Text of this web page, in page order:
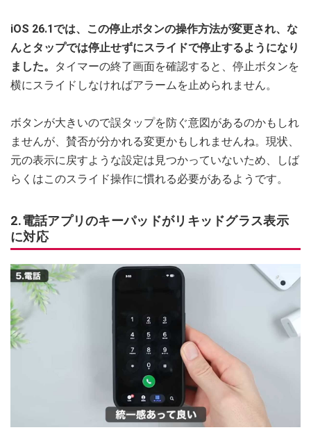
iOS 26.1では、この停止ボタンの操作方法が変更され、な
んとタップでは停止せずにスライドで停止するようになり
ました。
タイマーの終了画面を確認すると、停止ボタンを
横にスライドしなければアラームを止められません。
ボタンが大きいので誤タップを防ぐ意図があるのかもしれ
ませんが、賛否が分かれる変更かもしれませんね。現状、
元の表示に戻すような設定は見つかっていないため、しば
らくはこのスライド操作に慣れる必要があるようです。
2.電話アプリのキーパッドがリキッドグラス表示
に対応